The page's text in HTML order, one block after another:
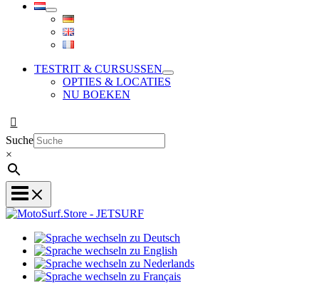
TESTRIT & CURSUSSEN
OPTIES & LOCATIES
NU BOEKEN
Suche
×
zu
Deutsch
wechseln
zu
Sprache
Sprache